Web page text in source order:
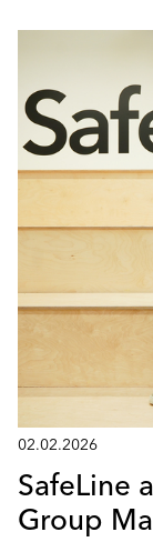
02.02.2026
SafeLine
Group